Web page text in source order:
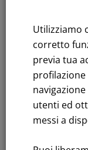
Andamento
Bandi di gara:
FNM S.p.A.
Sede in Milano,
Capitale sociale €
Utilizziamo
corretto
previa tua
profilazione
navigazione
utenti ed
messi a